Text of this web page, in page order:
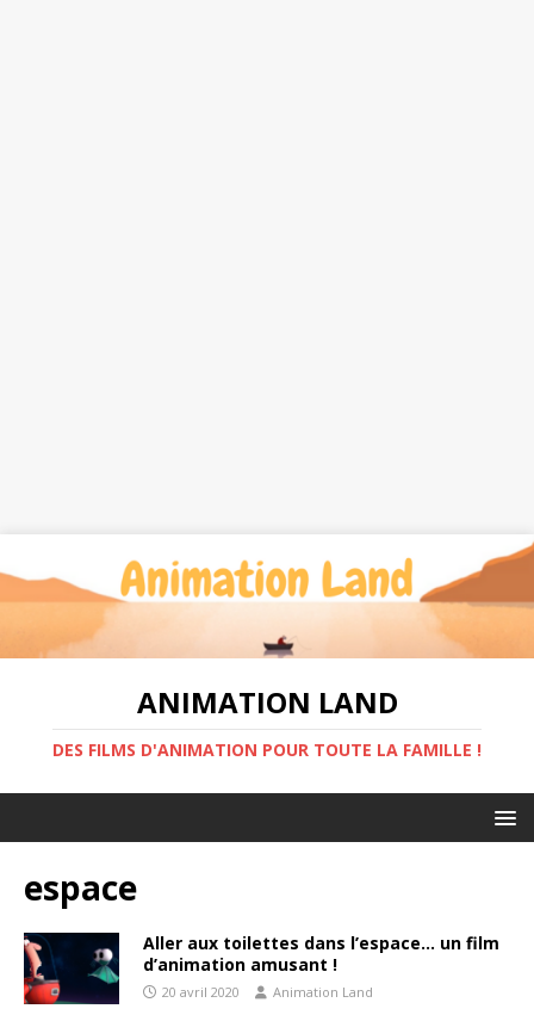
ANIMATION LAND
DES FILMS D'ANIMATION POUR TOUTE LA FAMILLE !
espace
Aller aux toilettes dans l’espace… un film
d’animation amusant !
20 avril 2020 Animation Land